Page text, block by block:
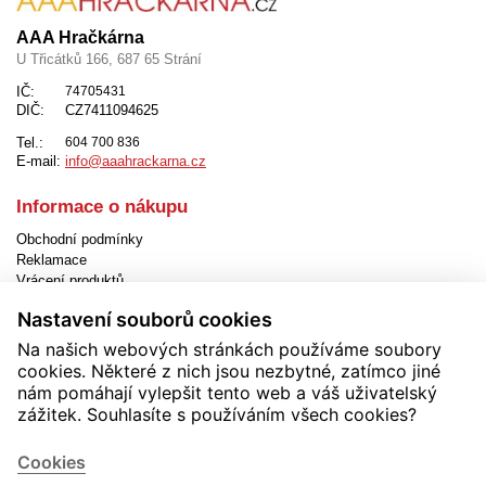
AAA Hračkárna
U Třicátků 166, 687 65 Strání
IČ:
74705431
DIČ:
CZ7411094625
Tel.:
604 700 836
E-mail: info@aaahrackarna.cz
Informace o nákupu
Obchodní podmínky
Reklamace
Vrácení produktů
Způsob platby
Jak objednat
Nastavení cookies
Užitečné informace
Novinky
Akční produkty
Nastavení souborů cookies
Na našich webových stránkách používáme soubory
cookies. Některé z nich jsou nezbytné, zatímco jiné
nám pomáhají vylepšit tento web a váš uživatelský
zážitek. Souhlasíte s používáním všech cookies?
Cookies